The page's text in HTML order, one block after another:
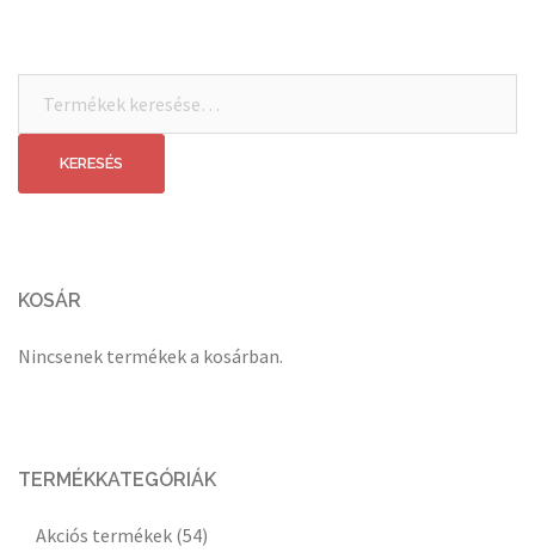
következőre:
KERESÉS
KOSÁR
Nincsenek termékek a kosárban.
TERMÉKKATEGÓRIÁK
Akciós termékek (54)